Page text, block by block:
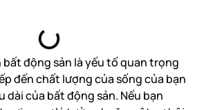
bất động sản là yếu tố quan trọng
đến chất lượng của sống của bạn
dài của bất động sản. Nếu bạn